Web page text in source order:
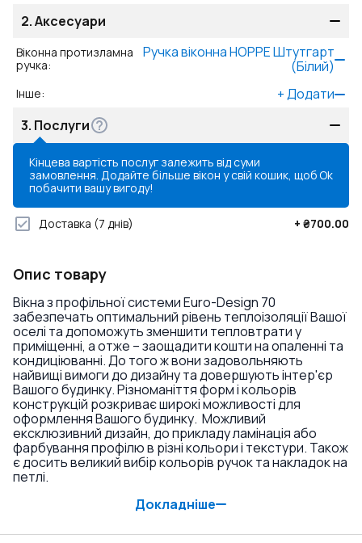
2.Аксесуари
Віконна протизламна
ручка:
Ручка віконна HOPPE Штутгарт
(Білий)
Інше: +Додати
3. Послуги
Кінцева вартість послуг залежить від суми
замовлення. Додайте більше вікон у свій кошик, щоб
побачити вашу вигоду!
Ok
Доставка (7 днів) + ₴700.00
Опис товару
Вікна з профільної системи Euro-Design 70
забезпечать оптимальний рівень теплоізоляції Вашої
оселі та допоможуть зменшити тепловтрати у
приміщенні, а отже – заощадити кошти на опаленні та
кондиціюванні. До того ж вони задовольняють
найвищі вимоги до дизайну та довершують інтер'єр
Вашого будинку. Різноманіття форм і кольорів
конструкцій розкриває широкі можливості для
оформлення Вашого будинку. Можливий
ексклюзивний дизайн, до прикладу ламінація або
фарбування профілю в різні кольори і текстури. Також
є досить великий вибір кольорів ручок та накладок на
петлі.
Докладніше